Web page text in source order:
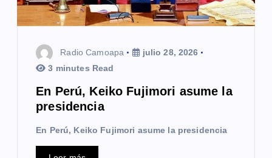
Radio Camoapa
julio 28, 2026
3 minutes Read
En Perú, Keiko Fujimori asume la
presidencia
En Perú, Keiko Fujimori asume la presidencia